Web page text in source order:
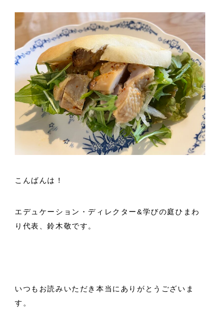
こんばんは！
エデュケーション・ディレクター&学びの庭ひまわ
り代表、鈴木敬です。
いつもお読みいただき本当にありがとうございま
す。